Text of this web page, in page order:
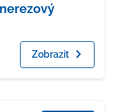
Zobrazit